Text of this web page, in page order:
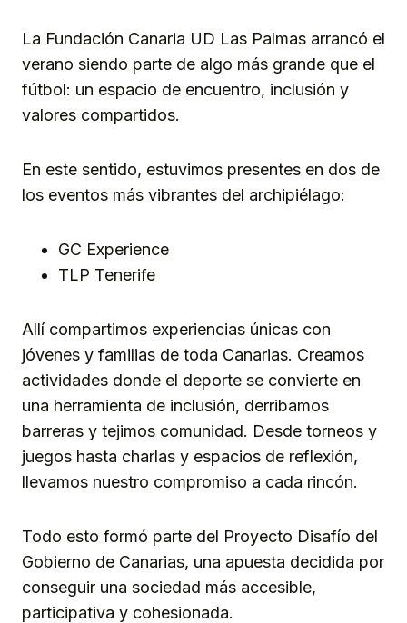
La Fundación Canaria UD Las Palmas arrancó el
verano siendo parte de algo más grande que el
fútbol: un espacio de encuentro, inclusión y
valores compartidos.
En este sentido, estuvimos presentes en dos de
los eventos más vibrantes del archipiélago:
GC Experience
TLP Tenerife
Allí compartimos experiencias únicas con
jóvenes y familias de toda Canarias. Creamos
actividades donde el deporte se convierte en
una herramienta de inclusión, derribamos
barreras y tejimos comunidad. Desde torneos y
juegos hasta charlas y espacios de reflexión,
llevamos nuestro compromiso a cada rincón.
Todo esto formó parte del Proyecto Disafío del
Gobierno de Canarias, una apuesta decidida por
conseguir una sociedad más accesible,
participativa y cohesionada.